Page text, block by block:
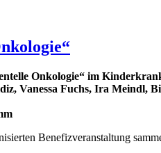
Onkologie“ im
Vanessa Fuchs, Ira Meindl,
Benefizveranstaltung